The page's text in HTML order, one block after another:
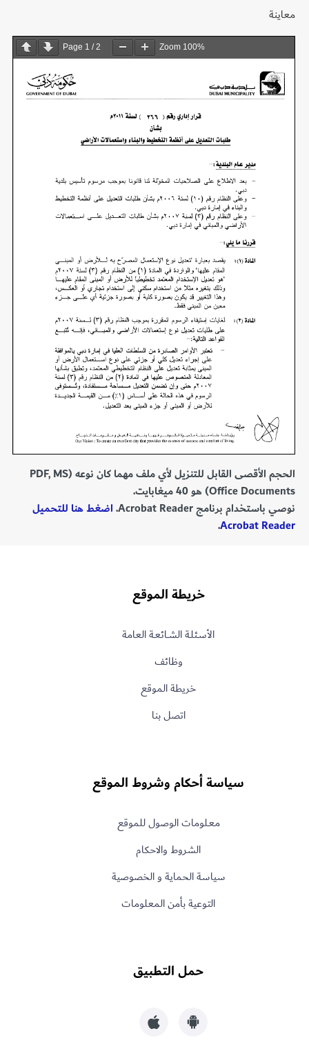
معاينة
Page 1 /2 Zoom 100%
الحجم الأقصى القابل للتنزيل لأي ملف مهما كان نوعه (PDF, MS
Office Documents) هو 40 ميغابايت.
نوصي باستخدام برنامج Acrobat Reader.
اضغط هنا للتحميل
Acrobat Reader
.
خريطة الموقع
الأسـئلـة الشــائعـة العامة
وظائف
خريطة الموقع
اتصل بنا
سياسة أحكام وشروط الموقع
معـلومات الوصول للموقع
الشروط والاحكام
سياسة الحماية و الخصوصية
التوعية بأمن المعلومات
حمل التطبيق